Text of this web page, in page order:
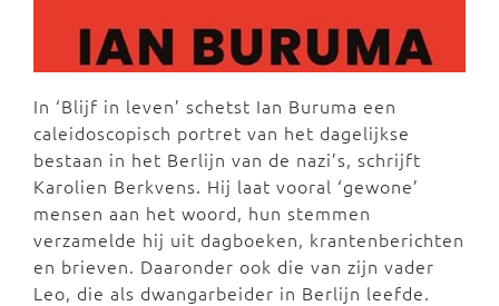
In ‘Blijf in leven’ schetst Ian Buruma een
caleidoscopisch portret van het dagelijkse
bestaan in het Berlijn van de nazi’s, schrijft
Karolien Berkvens. Hij laat vooral ‘gewone’
mensen aan het woord, hun stemmen
verzamelde hij uit dagboeken, krantenberichten
en brieven. Daaronder ook die van zijn vader
Leo, die als dwangarbeider in Berlijn leefde.